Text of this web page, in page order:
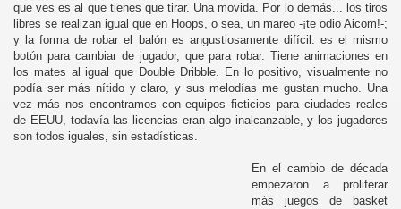
que ves es al que tienes que tirar. Una movida. Por lo demás... los tiros
libres se realizan igual que en Hoops, o sea, un mareo -¡te odio Aicom!-;
y la forma de robar el balón es angustiosamente difícil: es el mismo
botón para cambiar de jugador, que para robar. Tiene animaciones en
los mates al igual que Double Dribble. En lo positivo, visualmente no
podía ser más nítido y claro, y sus melodías me gustan mucho. Una
vez más nos encontramos con equipos ficticios para ciudades reales
de EEUU, todavía las licencias eran algo inalcanzable, y los jugadores
son todos iguales, sin estadísticas.
En el cambio de década
empezaron a proliferar
más juegos de basket